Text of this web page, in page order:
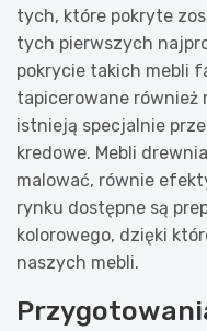
tych, które pokryte
tych pierwszych
pokrycie takich mebli
tapicerowane również
istnieją specjalnie
kredowe. Mebli
malować, równie
rynku dostępne są
kolorowego, dzięki
naszych mebli.